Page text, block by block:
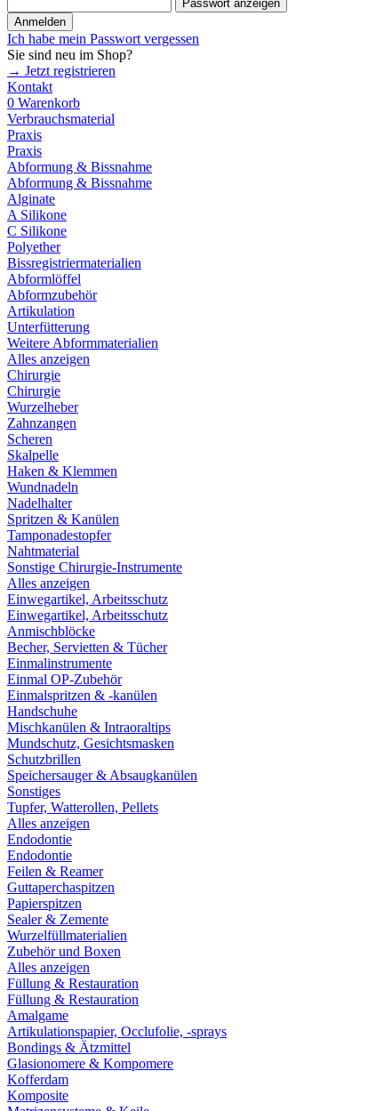
Passwort anzeigen
Anmelden
Ich habe mein Passwort vergessen
Sie sind neu im Shop?
→ Jetzt registrieren
Kontakt
0 Warenkorb
Verbrauchsmaterial
Praxis
Praxis
Abformung & Bissnahme
Abformung & Bissnahme
Alginate
A Silikone
C Silikone
Polyether
Bissregistriermaterialien
Abformlöffel
Abformzubehör
Artikulation
Unterfütterung
Weitere Abformmaterialien
Alles anzeigen
Chirurgie
Chirurgie
Wurzelheber
Zahnzangen
Scheren
Skalpelle
Haken & Klemmen
Wundnadeln
Nadelhalter
Spritzen & Kanülen
Tamponadestopfer
Nahtmaterial
Sonstige Chirurgie-Instrumente
Alles anzeigen
Einwegartikel, Arbeitsschutz
Einwegartikel, Arbeitsschutz
Anmischblöcke
Becher, Servietten & Tücher
Einmalinstrumente
Einmal OP-Zubehör
Einmalspritzen & -kanülen
Handschuhe
Mischkanülen & Intraoraltips
Mundschutz, Gesichtsmasken
Schutzbrillen
Speichersauger & Absaugkanülen
Sonstiges
Tupfer, Watterollen, Pellets
Alles anzeigen
Endodontie
Endodontie
Feilen & Reamer
Guttaperchaspitzen
Papierspitzen
Sealer & Zemente
Wurzelfüllmaterialien
Zubehör und Boxen
Alles anzeigen
Füllung & Restauration
Füllung & Restauration
Amalgame
Artikulationspapier, Occlufolie, -sprays
Bondings & Ätzmittel
Glasionomere & Kompomere
Kofferdam
Komposite